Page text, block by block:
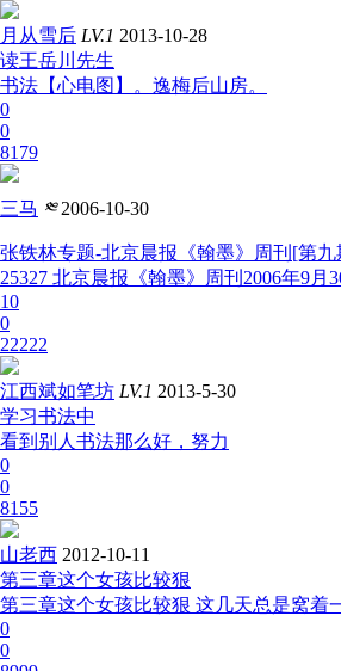
月从雪后 LV.1 2013-10-28
读王岳川先生
书法【心电图】。逸梅后山房。
0
0
8179
三马 ༭ 2006-10-30
张铁林专题-北京晨报《翰墨》周刊[第九
25327 北京晨报《翰墨》周刊2006年9月
10
0
22222
江西斌如笔坊 LV.1 2013-5-30
学习书法中
看到别人书法那么好，努力
0
0
8155
山老西 2012-10-11
第三章这个女孩比较狠
第三章这个女孩比较狠 这几天总是窝着
0
0